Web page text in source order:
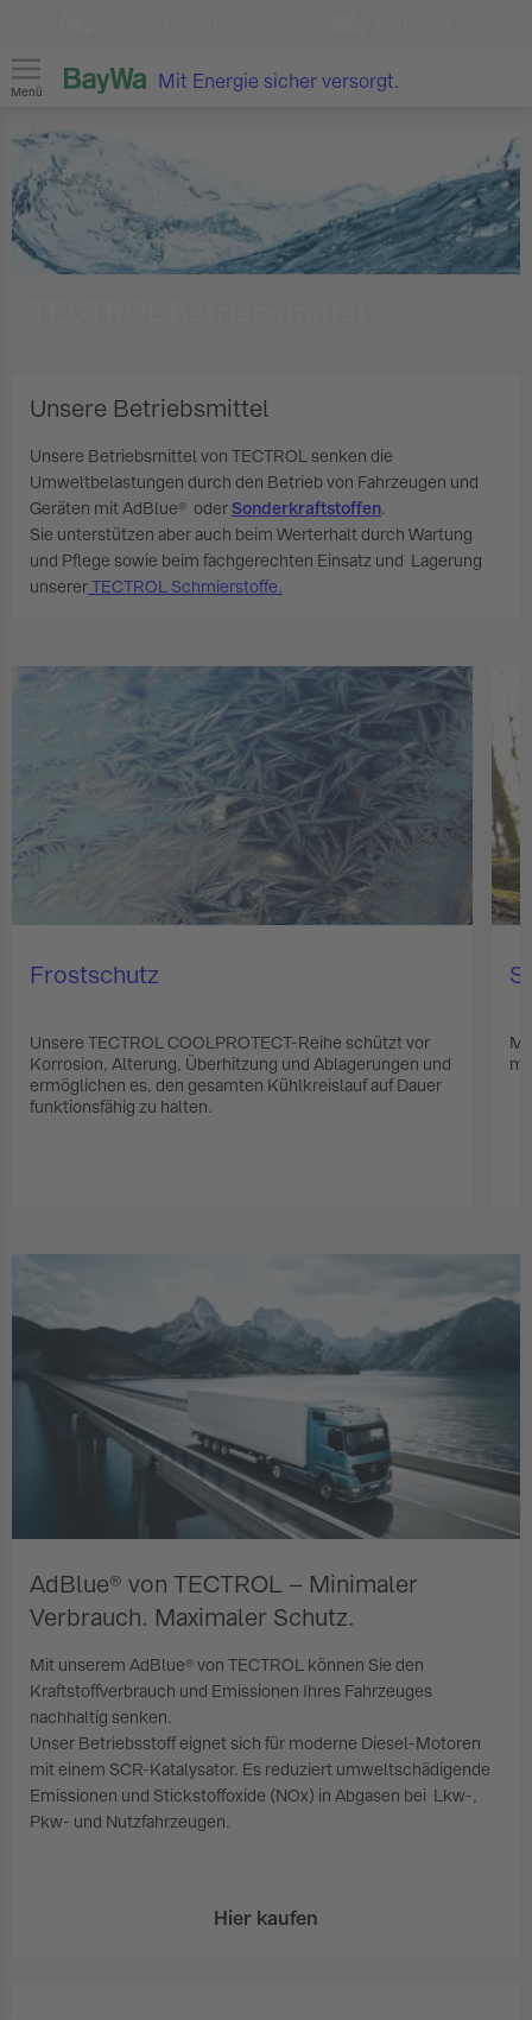
Menü
Mit Energie sicher versorgt.
Unsere Betriebsmittel
Unsere Betriebsmittel von TECTROL senken die
Umweltbelastungen durch den Betrieb von Fahrzeugen und
Geräten mit AdBlue® oderSonderkraftstoffen.
Sie unterstützen aber auch beim Werterhalt durch Wartung
und Pflege sowie beim fachgerechten Einsatz und Lagerung
unsererTECTROL Schmierstoffe.
Frostschutz
Unsere TECTROL COOLPROTECT-Reihe schützt vor
Korrosion, Alterung, Überhitzung und Ablagerungen und
ermöglichen es, den gesamten Kühlkreislauf auf Dauer
funktionsfähig zu halten.
AdBlue® von TECTROL – Minimaler
Verbrauch. Maximaler Schutz.
Mit unserem AdBlue® von TECTROL können Sie den
Kraftstoffverbrauch und Emissionen Ihres Fahrzeuges
nachhaltig senken.
Unser Betriebsstoff eignet sich für moderne Diesel-Motoren
mit einem SCR-Katalysator. Es reduziert umweltschädigende
Emissionen und Stickstoffoxide (NOx) in Abgasen bei Lkw-,
Pkw- und Nutzfahrzeugen.
Hier kaufen